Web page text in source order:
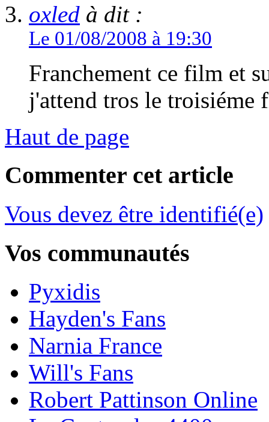
oxled à dit :
Le 01/08/2008 à 19:30
Franchement ce film et
j'attend tros le troisiéme
Haut de page
Commenter cet article
Vous devez être identifié(e)
Vos communautés
Pyxidis
Hayden's Fans
Narnia France
Will's Fans
Robert Pattinson Online